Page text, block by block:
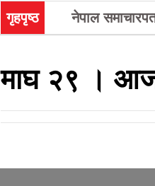
गृहपृष्ठ नेपाल
माघ २९ ।